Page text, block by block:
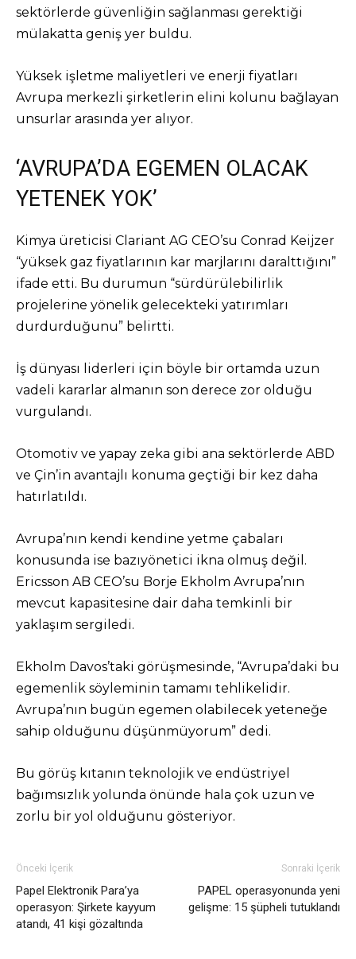
sektörlerde güvenliğin sağlanması gerektiği
mülakatta geniş yer buldu.
Yüksek işletme maliyetleri ve enerji fiyatları
Avrupa merkezli şirketlerin elini kolunu bağlayan
unsurlar arasında yer alıyor.
‘AVRUPA’DA EGEMEN OLACAK
YETENEK YOK’
Kimya üreticisi Clariant AG CEO’su Conrad Keijzer
“yüksek gaz fiyatlarının kar marjlarını daralttığını”
ifade etti. Bu durumun “sürdürülebilirlik
projelerine yönelik gelecekteki yatırımları
durdurduğunu” belirtti.
İş dünyası liderleri için böyle bir ortamda uzun
vadeli kararlar almanın son derece zor olduğu
vurgulandı.
Otomotiv ve yapay zeka gibi ana sektörlerde ABD
ve Çin’in avantajlı konuma geçtiği bir kez daha
hatırlatıldı.
Avrupa’nın kendi kendine yetme çabaları
konusunda ise bazıyönetici ikna olmuş değil.
Ericsson AB CEO’su Borje Ekholm Avrupa’nın
mevcut kapasitesine dair daha temkinli bir
yaklaşım sergiledi.
Ekholm Davos’taki görüşmesinde, “Avrupa’daki bu
egemenlik söyleminin tamamı tehlikelidir.
Avrupa’nın bugün egemen olabilecek yeteneğe
sahip olduğunu düşünmüyorum” dedi.
Bu görüş kıtanın teknolojik ve endüstriyel
bağımsızlık yolunda önünde hala çok uzun ve
zorlu bir yol olduğunu gösteriyor.
Önceki İçerik
Papel Elektronik Para’ya
operasyon: Şirkete kayyum
atandı, 41 kişi gözaltında
Sonraki İçerik
PAPEL operasyonunda yeni
gelişme: 15 şüpheli tutuklandı